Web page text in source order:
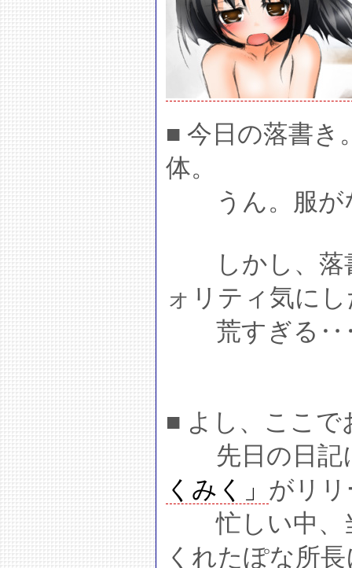
■ 今日の落書き
体。
うん。服が
しかし、落
ォリティ気に
荒すぎる
■ よし、ここで
先日の日記
くみく」 がリ
忙しい中、当
くれたぽな所